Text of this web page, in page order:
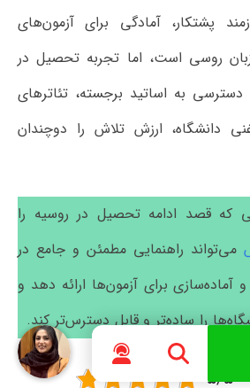
پشتکار، آمادگی برای آزمون‌های
روسی است، اما تجربه تحصیل در
به اساتید برجسته، تئاترهای
دانشگاه، ارزش تلاش را دوچندان
که قصد ادامه تحصیل در روسیه را
می‌تواند راهنمایی مطمئن و جامع در
آماده‌سازی برای آزمون‌ها ارائه دهد و
را ساده‌تر و قابل دسترس‌تر کند.